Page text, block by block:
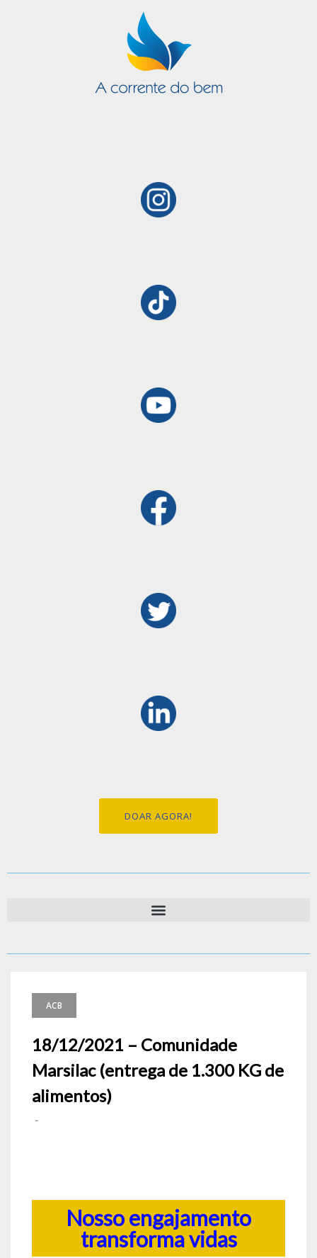
DOAR AGORA!
ACB
18/12/2021 – Comunidade
Marsilac (entrega de 1.300 KG de
alimentos)
-
Nosso engajamento
transforma vidas